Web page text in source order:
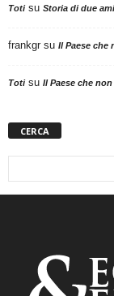
Totisu Storia di due
frankgr su Il Paese che
Totisu Il Paese che
CERCA